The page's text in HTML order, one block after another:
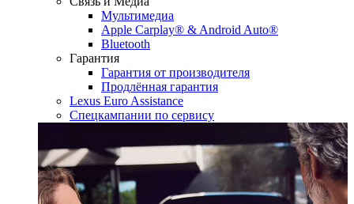
Мультимедиа
Apple Carplay® & Android Auto®
Bluetooth
Гарантия
Гарантия от производителя
Продлённая гарантия
Lexus Euro Assistance
Спецкампании по сервису